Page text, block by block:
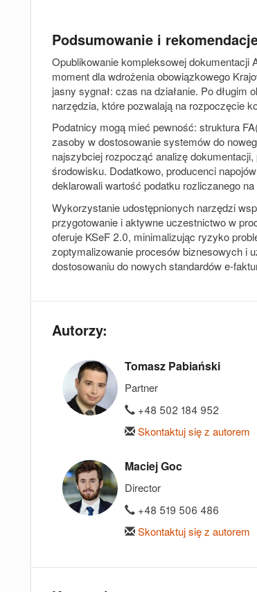
Podsumowanie i
Opublikowanie kompleksowej dokumentacji
moment dla wdrożenia obowiązkowego
jasny sygnał: czas na działanie. Po
narzędzia, które pozwalają na rozpoczęcie
Podatnicy mogą mieć pewność: struktura
zasoby w dostosowanie systemów do
najszybciej rozpocząć analizę
środowisku. Dodatkowo, producenci
deklarowali wartość podatku rozliczanego
Wykorzystanie udostępnionych narzędzi
przygotowanie i aktywne uczestnictwo w
oferuje KSeF 2.0, minimalizując ryzyko
zoptymalizowanie procesów biznesowych i
dostosowaniu do nowych standardów e-
Autorzy:
Tomasz Pabiański
Partner
+48 502 184 952
Skontaktuj się z autorem
Maciej Goc
Director
+48 519 506 486
Skontaktuj się z autorem